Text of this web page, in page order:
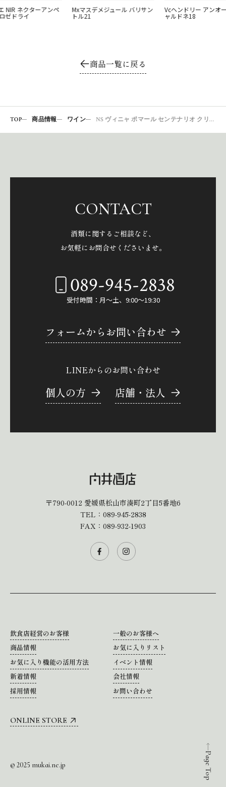
NIR ネクターアンペ
ゼドライ
Mxマスデメジュール バリサン
トル21
Vcヘンドリー アンオ
ャルドネ18
商品一覧に戻る
TOP 商品情報 ワイン NS ヴィニャ ポマール センテナリオ クリアンサ
Page Top
CONTACT
酒類に関するご相談など、
お気軽にお問合せくださいませ。
089-945-2838
受付時間：月～土、9:00～19:30
フォームからお問い合わせ
LINEからのお問い合わせ
個人の方 店舗・法人
〒790-0012 愛媛県松山市湊町2丁目5番地6
TEL： 089-945-2838
FAX：089-932-1903
飲食店経営のお客様
一般のお客様へ
商品情報
お気に入りリスト
お気に入り機能の活用方法
イベント情報
新着情報
会社情報
採用情報
お問い合わせ
ONLINE STORE
© 2025 mukai.ne.jp